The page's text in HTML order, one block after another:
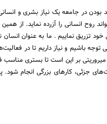
در جامعه یک نیاز بشری و
انسانی را آزرده نماید. از همین
تزریق نماییم . ما به عنوان انسان
باشیم و نیاز داریم تا در
بر این است تا بستری مناسب
جزئی، کارهای بزرگی انجام شود.